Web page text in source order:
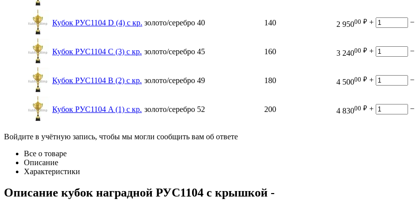
Кубок РУС1104 D (4) с кр. золото/серебро 40 140 2 95000 ₽ + −
Кубок РУС1104 C (3) с кр. золото/серебро 45 160 3 24000 ₽ + −
Кубок РУС1104 B (2) с кр. золото/серебро 49 180 4 50000 ₽ + −
Кубок РУС1104 A (1) с кр. золото/серебро 52 200 4 83000 ₽ + −
Войдите в учётную запись, чтобы мы могли сообщить вам об ответе
Все о товаре
Описание
Характеристики
Описание кубок наградной РУС1104 с крышкой -